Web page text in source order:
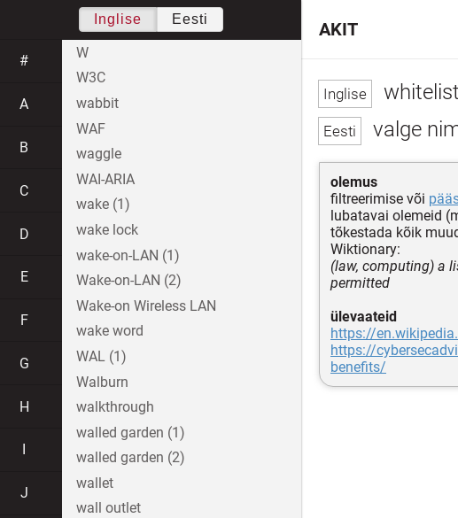
whitelist
valge
olemus
filtreerimise või
lubatavai olemeid
tõkestada kõik
Wiktionary:
(law, computing) a
permitted
ülevaateid
https://
https://
benefits/
AKIT
Inglise Eesti
#
A
B
C
D
E
F
G
H
J
W
W3C
wabbit
WAF
waggle
WAI-ARIA
wake (1)
wake lock
wake-on-LAN (1)
Wake-on-LAN (2)
Wake-on Wireless LAN
wake word
WAL (1)
Walburn
walkthrough
walled garden (1)
walled garden (2)
wallet
wall outlet